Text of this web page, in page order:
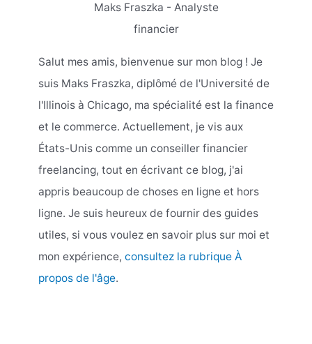
Maks Fraszka - Analyste
financier
Salut mes amis, bienvenue sur mon blog ! Je
suis Maks Fraszka, diplômé de l'Université de
l'Illinois à Chicago, ma spécialité est la finance
et le commerce. Actuellement, je vis aux
États-Unis comme un conseiller financier
freelancing, tout en écrivant ce blog, j'ai
appris beaucoup de choses en ligne et hors
ligne. Je suis heureux de fournir des guides
utiles, si vous voulez en savoir plus sur moi et
mon expérience, consultez la rubrique À
propos de l'âge.